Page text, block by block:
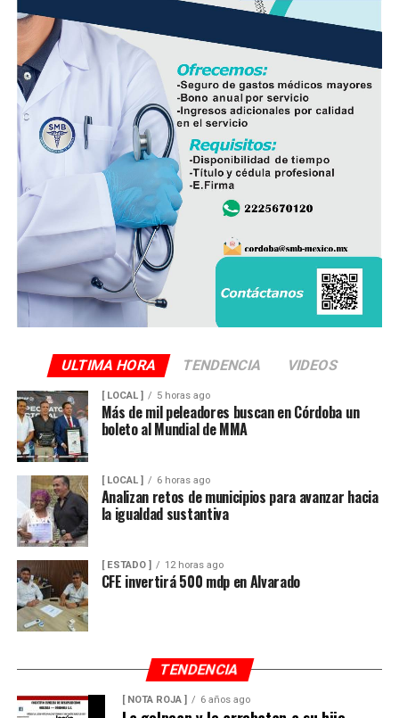
ULTIMA HORA TENDENCIA VIDEOS
[ LOCAL ] 5 horas ago
Más de mil peleadores buscan en Córdoba un
boleto al Mundial de MMA
[ LOCAL ] 6 horas ago
Analizan retos de municipios para avanzar hacia
la igualdad sustantiva
[ ESTADO ] 12 horas ago
CFE invertirá 500 mdp en Alvarado
TENDENCIA
[ NOTA ROJA ] 6 años ago